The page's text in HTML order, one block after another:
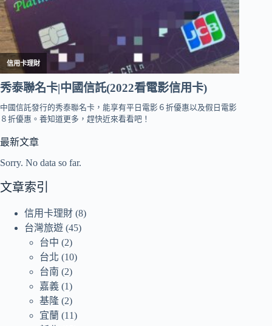
最新文章
Sorry. No data so far.
文章索引
信用卡理財 (8)
台灣旅遊 (45)
台中 (2)
台北 (10)
台南 (2)
嘉義 (1)
基隆 (2)
宜蘭 (11)